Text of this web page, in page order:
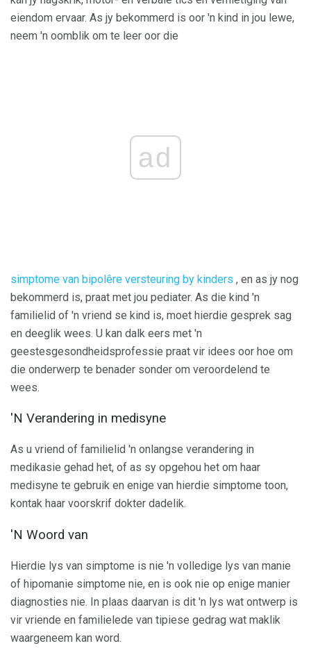
eiendom ervaar. As jy bekommerd is oor 'n kind in jou lewe,
neem 'n oomblik om te leer oor die
ad
simptome van bipolêre versteuring by kinders , en as jy nog
bekommerd is, praat met jou pediater. As die kind 'n
familielid of 'n vriend se kind is, moet hierdie gesprek sag
en deeglik wees. U kan dalk eers met 'n
geestesgesondheidsprofessie praat vir idees oor hoe om
die onderwerp te benader sonder om veroordelend te
wees.
'N Verandering in medisyne
As u vriend of familielid 'n onlangse verandering in
medikasie gehad het, of as sy opgehou het om haar
medisyne te gebruik en enige van hierdie simptome toon,
kontak haar voorskrif dokter dadelik.
'N Woord van
Hierdie lys van simptome is nie 'n volledige lys van manie
of hipomanie simptome nie, en is ook nie op enige manier
diagnosties nie. In plaas daarvan is dit 'n lys wat ontwerp is
vir vriende en familielede van tipiese gedrag wat maklik
waargeneem kan word.